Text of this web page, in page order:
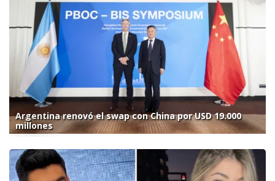
Argentina renovó el swap con China por USD 19.000
millones